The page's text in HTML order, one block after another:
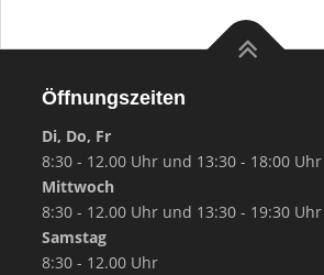
Öffnungszeiten
Di, Do, Fr
8:30 - 12.00 Uhr und 13:30 - 18:00 Uhr
Mittwoch
8:30 - 12.00 Uhr und 13:30 - 19:30 Uhr
Samstag
8:30 - 12.00 Uhr